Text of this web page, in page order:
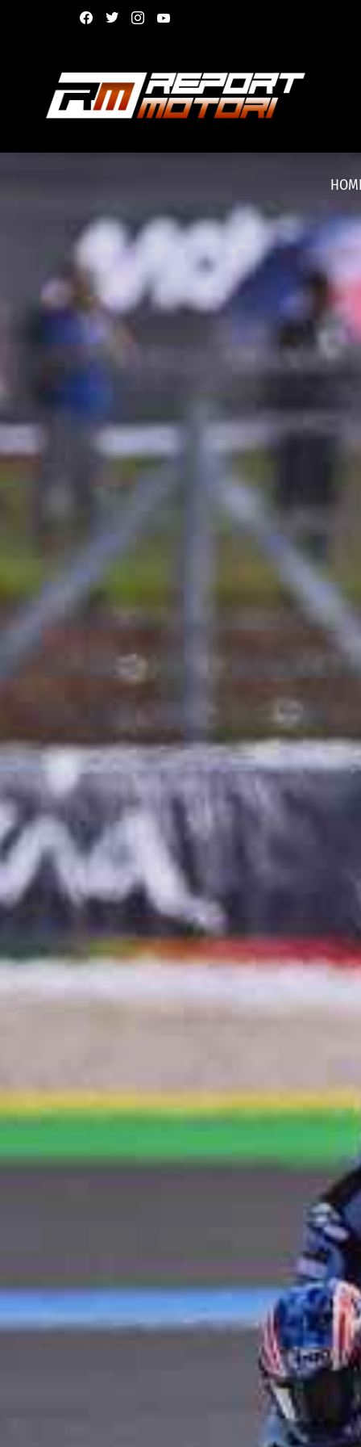
facebooktwitterinstagram